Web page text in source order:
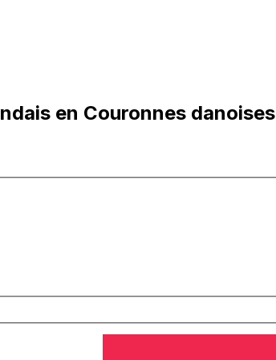
en Couronnes danoises